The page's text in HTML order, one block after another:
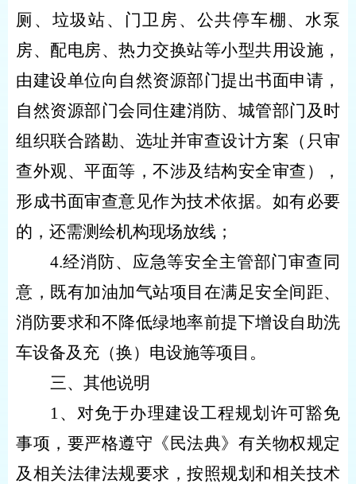
厕、垃圾站、门卫房、公共停车棚、水泵
房、配电房、热力交换站等小型共用设施，
由建设单位向自然资源部门提出书面申请，
自然资源部门会同住建消防、城管部门及时
组织联合踏勘、选址并审查设计方案（只审
查外观、平面等，不涉及结构安全审查），
形成书面审查意见作为技术依据。如有必要
的，还需测绘机构现场放线；
4.经消防、应急等安全主管部门审查同
意，既有加油加气站项目在满足安全间距、
消防要求和不降低绿地率前提下增设自助洗
车设备及充（换）电设施等项目。
三、其他说明
1、对免于办理建设工程规划许可豁免
事项，要严格遵守《民法典》有关物权规定
及相关法律法规要求，按照规划和相关技术